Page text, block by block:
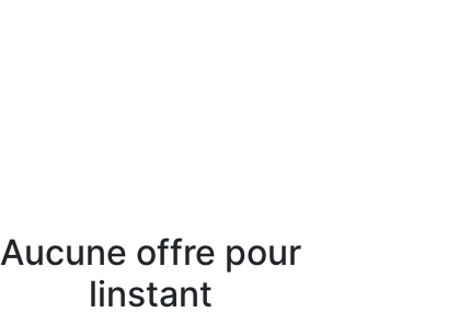
Aucune offre pour
linstant